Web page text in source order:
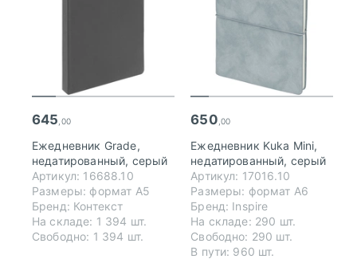
645 ,00
Ежедневник Grade,
недатированный, серый
Артикул: 16688.10
Размеры: формат А5
Бренд: Контекст
На складе: 1 394 шт.
Свободно: 1 394 шт.
650 ,00
Ежедневник Kuka Mini,
недатированный, серый
Артикул: 17016.10
Размеры: формат А6
Бренд: Inspire
На складе: 290 шт.
Свободно: 290 шт.
В пути: 960 шт.